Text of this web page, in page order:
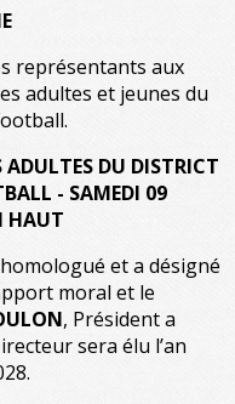
représentants aux
adultes et jeunes du
ADULTES DU DISTRICT
- SAMEDI 09
HAUT
et a désigné
moral et le
, Président a
sera élu l’an